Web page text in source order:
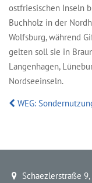
ostfriesischen Inseln
Buchholz in der
Wolfsburg, während
gelten soll sie in
Langenhagen,
Nordseeinseln.
Schaezlerstraße